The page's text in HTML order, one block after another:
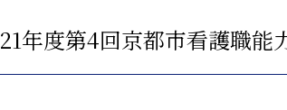
年度第4回京都市看護職能